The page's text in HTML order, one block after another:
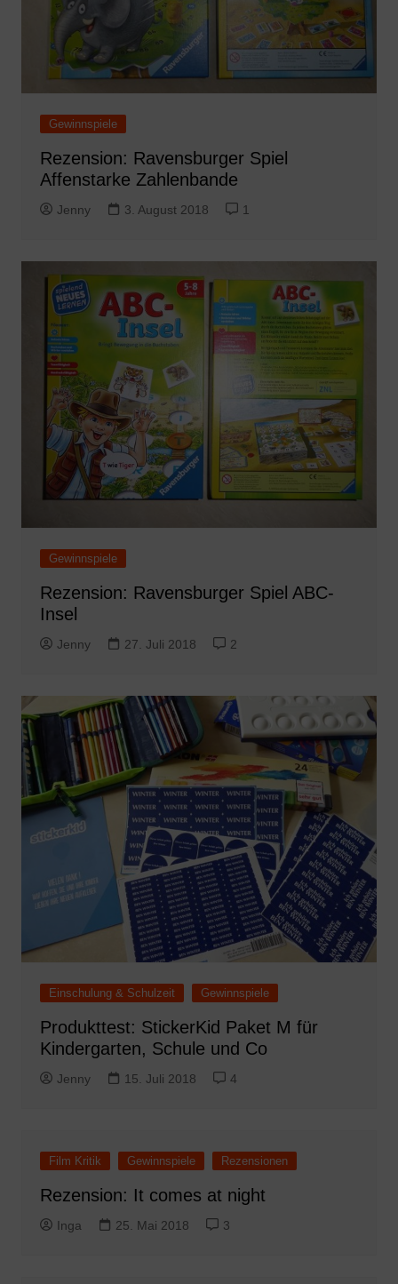
Gewinnspiele
Rezension: Ravensburger Spiel
Affenstarke Zahlenbande
Jenny 3. August 2018 1
Gewinnspiele
Rezension: Ravensburger Spiel ABC-
Insel
Jenny 27. Juli 2018 2
Einschulung & Schulzeit Gewinnspiele
Produkttest: StickerKid Paket M für
Kindergarten, Schule und Co
Jenny 15. Juli 2018 4
Film Kritik Gewinnspiele Rezensionen
Rezension: It comes at night
Inga 25. Mai 2018 3